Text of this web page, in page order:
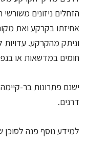
הזחלים ניזונים
אחיזתו בקרקע ואת
וניתק מהקרקע.
חומים במדשאות או
ישנם פתרונות בר-
דרנים.
למידע נוסף פנה